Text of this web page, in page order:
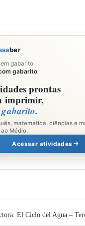
ber
gabarito
gabarito
prontas
imprimir,
matemática, ciências e
ao Médio.
Acessar atividades
El Ciclo del Agua –